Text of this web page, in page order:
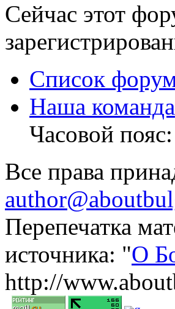
Сейчас этот
Список
Наша команда
Часовой
Все права
Перепечатка
источника: "О
http://